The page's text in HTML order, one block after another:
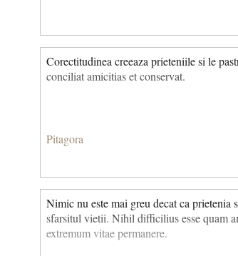
Corectitudinea creeaza prieteniile si le
conciliat amicitias et conservat.
Pitagora
Nimic nu este mai greu decat ca prietenia
sfarsitul vietii. Nihil difficilius esse quam
extremum vitae permanere.